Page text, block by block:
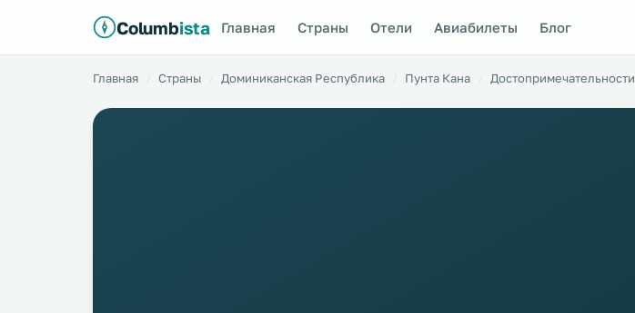
Columbista Главная Страны Отели Авиабилеты Блог
Главная Страны Доминиканская Республика Пунта Кана Достопримечательности